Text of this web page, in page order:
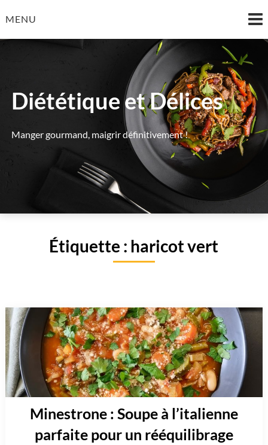
toMENU
Diététique et Délices
Manger gourmand, maigrir définitivement !
Étiquette : haricot vert
Minestrone : Soupe à l’italienne
parfaite pour un rééquilibrage